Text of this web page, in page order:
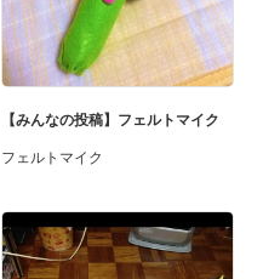
【みんなの投稿】フェルトマイク
フェルトマイク